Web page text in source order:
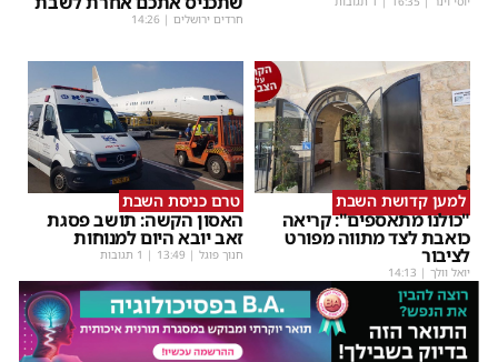
חרדים ירושלים |
14:26
למען קדושת השבת
"כולנו מתאספים": קריאה
כואבת לצד מתווה מפורט
לציבור
יואל וולך |
14:13
טרם כניסת השבת
האסון הקשה: תושב פסגת
זאב יובא היום למנוחות
חנוך פוגל |
13:49 | 1 תגובות